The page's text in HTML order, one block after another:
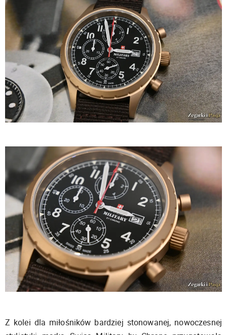
Z kolei dla miłośników bardziej stonowanej, nowoczesnej